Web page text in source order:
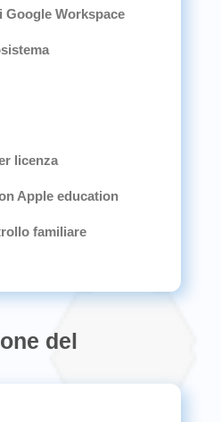
Google Workspace
licenza
Apple education
familiare
del